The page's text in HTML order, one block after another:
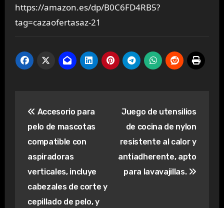
https://amazon.es/dp/B0C6FD4RB5?
tag=cazaofertasaz-21
de
entradas
Accesorio para
pelo de mascotas
compatible con
aspiradoras
verticales, incluye
cabezales de corte y
cepillado de pelo, y
Juego de utensilios
de cocina de nylon
resistente al calor y
antiadherente, apto
para lavavajillas.